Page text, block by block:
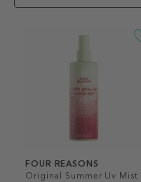
FOUR REASONS
Original Summer Uv Mist